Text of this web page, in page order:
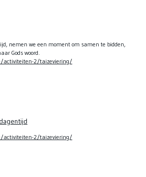
nemen we een moment om samen te bidden,
Gods woord.
activiteiten-2/taizeviering/
activiteiten-2/taizeviering/